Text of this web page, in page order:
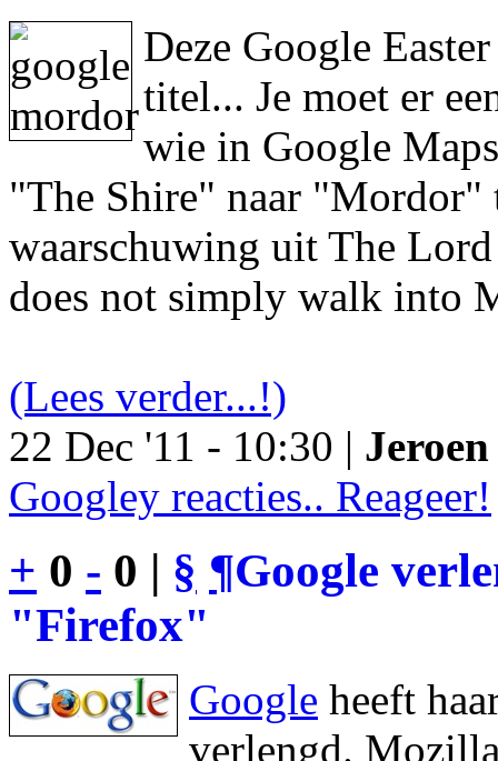
Deze Google
titel... Je moet er
wie in Google
"The Shire" naar "Mordor"
waarschuwing uit The
does not simply walk into
(Lees verder...!)
22 Dec '11 - 10:30 |
Googley reacties.. Reageer!
+ 0 - 0 | § ¶Google
"Firefox"
Google heeft
verlengd.